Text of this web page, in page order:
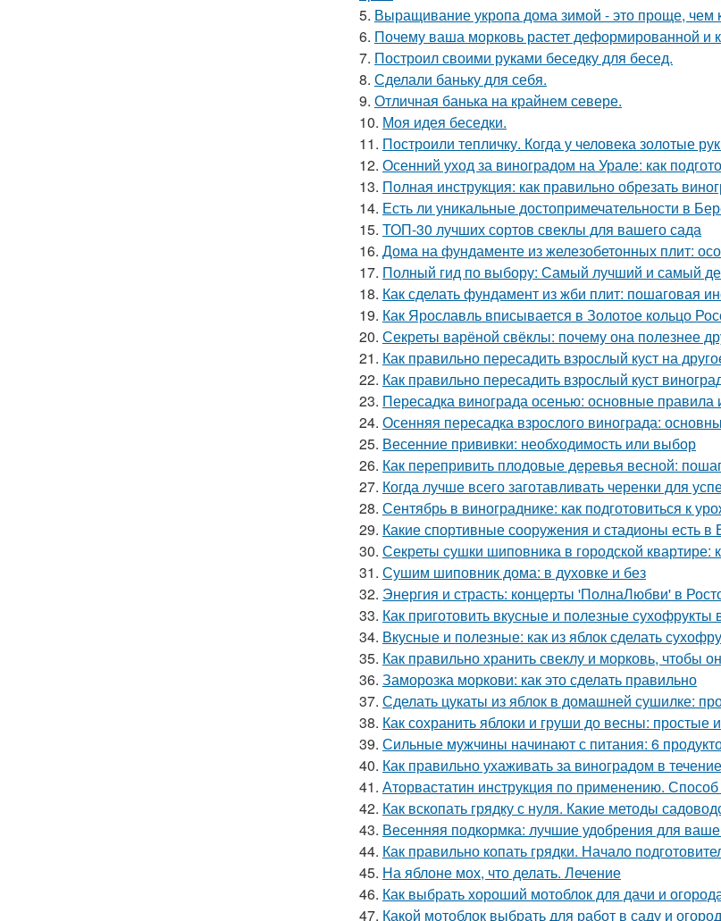
5. Выращивание укропа дома зимой - это проще, чем
6. Почему ваша морковь растет деформированной и
7. Построил своими руками беседку для бесед.
8. Сделали баньку для себя.
9. Отличная банька на крайнем севере.
10. Моя идея беседки.
11. Построили тепличку. Когда у человека золотые
12. Осенний уход за виноградом на Урале: как
13. Полная инструкция: как правильно обрезать
14. Есть ли уникальные достопримечательности в
15. ТОП-30 лучших сортов свеклы для вашего сада
16. Дома на фундаменте из железобетонных плит:
17. Полный гид по выбору: Самый лучший и самый
18. Как сделать фундамент из жби плит: пошаговая
19. Как Ярославль вписывается в Золотое кольцо
20. Секреты варёной свёклы: почему она полезнее
21. Как правильно пересадить взрослый куст на
22. Как правильно пересадить взрослый куст
23. Пересадка винограда осенью: основные правила
24. Осенняя пересадка взрослого винограда:
25. Весенние прививки: необходимость или выбор
26. Как перепривить плодовые деревья весной:
27. Когда лучше всего заготавливать черенки для
28. Сентябрь в винограднике: как подготовиться к
29. Какие спортивные сооружения и стадионы есть в
30. Секреты сушки шиповника в городской квартире:
31. Сушим шиповник дома: в духовке и без
32. Энергия и страсть: концерты 'ПолнаЛюбви' в
33. Как приготовить вкусные и полезные
34. Вкусные и полезные: как из яблок сделать
35. Как правильно хранить свеклу и морковь, чтобы
36. Заморозка моркови: как это сделать правильно
37. Сделать цукаты из яблок в домашней сушилке:
38. Как сохранить яблоки и груши до весны:
39. Сильные мужчины начинают с питания: 6
40. Как правильно ухаживать за виноградом в
41. Аторвастатин инструкция по применению.
42. Как вскопать грядку с нуля. Какие методы
43. Весенняя подкормка: лучшие удобрения для
44. Как правильно копать грядки. Начало
45. На яблоне мох, что делать. Лечение
46. Как выбрать хороший мотоблок для дачи и
47. Какой мотоблок выбрать для работ в саду и